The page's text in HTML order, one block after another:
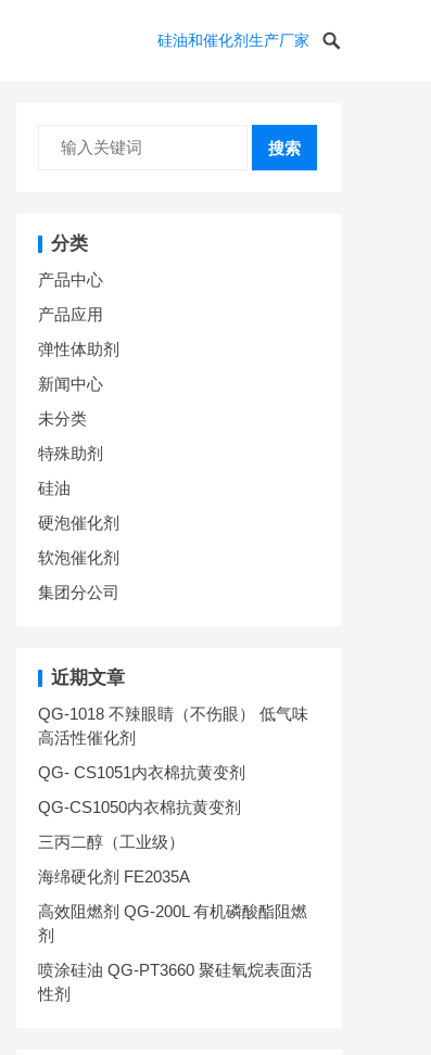
硅油和催化剂生产厂家
搜索
分类
产品中心
产品应用
弹性体助剂
新闻中心
未分类
特殊助剂
硅油
硬泡催化剂
软泡催化剂
集团分公司
近期文章
QG-1018 不辣眼睛（不伤眼） 低气味
高活性催化剂
QG- CS1051内衣棉抗黄变剂
QG-CS1050内衣棉抗黄变剂
三丙二醇（工业级）
海绵硬化剂 FE2035A
高效阻燃剂 QG-200L 有机磷酸酯阻燃
剂
喷涂硅油 QG-PT3660 聚硅氧烷表面活
性剂